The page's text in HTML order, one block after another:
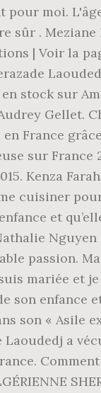
pour moi.
sûr . Meziane
| Voir la
stock sur
Gellet.
France
sur France
Kenza
cuisiner
et
passion.
mariée et
son enfance
son « Asile
a